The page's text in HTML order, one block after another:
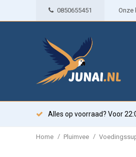
0850655451 Onze
Alles op voorraad? Voor
Home / Pluimvee /